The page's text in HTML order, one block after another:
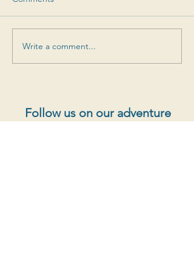
Write a comment...
Follow us on our adventure